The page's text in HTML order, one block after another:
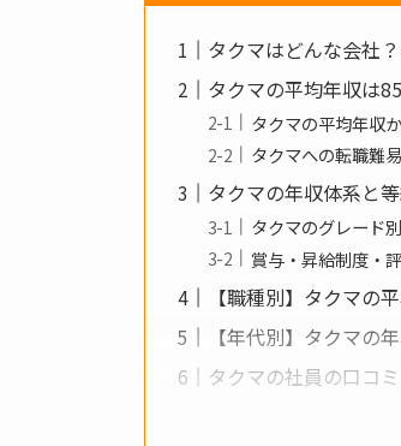
タクマはどんな会社
タクマの平均年収は
タクマの平均年収
タクマへの転職難
タクマの年収体系と
タクマのグレード
賞与・昇給制度・
【職種別】タクマの
【年代別】タクマの
タクマの社員の口コ